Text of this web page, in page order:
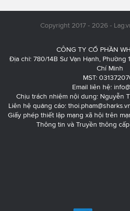
Copyright 2017 - 2026 -
CÔNG TY CỔ PHẦN
Địa chỉ: 780/14B Sư Vạn Hạnh, Phường
Chí Minh
MST:
Email liên hệ:
Chịu trách nhiệm nội dung: Nguyễn
Liên hệ quảng cáo:
Giấy phép thiết lập mạng xã hội trên
Thông tin và Truyền thông